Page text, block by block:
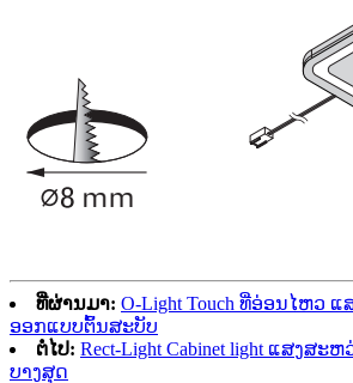
ທີ່ຜ່ານມາ: O-Light Touch ທີ່ອ່ອນໄຫວ ແ
ອອກແບບຕົ້ນສະບັບ
ຕໍ່ໄປ: Rect-Light Cabinet light ແສງສ
ບາງສຸດ